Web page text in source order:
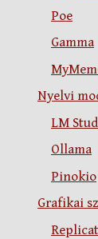
Poe
Gamma
Nyelvi
LM
Ollama
Pinokio
Grafikai